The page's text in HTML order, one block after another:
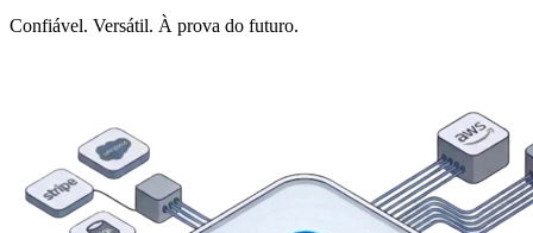
Confiável. Versátil. À prova do futuro.